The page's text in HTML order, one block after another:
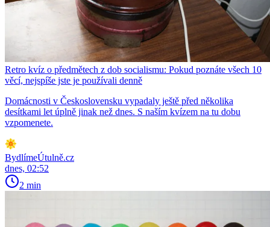
Retro kvíz o předmětech z dob socialismu: Pokud poznáte všech 10
věcí, nejspíše jste je používali denně
Domácnosti v Československu vypadaly ještě před několika
desítkami let úplně jinak než dnes. S naším kvízem na tu dobu
vzpomenete.
BydlímeÚtulně.cz
dnes, 02:52
2 min